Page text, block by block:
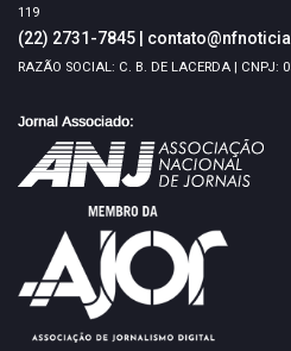
119
(22) 2731-7845
RAZÃO SOCIAL: C. B. DE LACERDA | CNPJ: